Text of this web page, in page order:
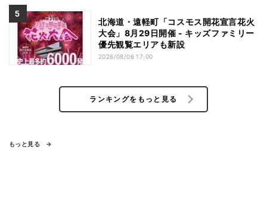
北海道・遠軽町「コスモス開花宣言花火
大会」8月29日開催 - キッズファミリー
優先観覧エリアも新設
2026/08/06 17:00
ランキングをもっと見る
もっと見る